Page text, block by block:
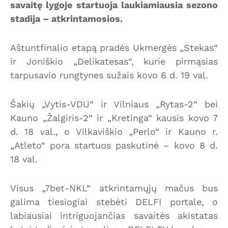
savaitę lygoje startuoja laukiamiausia sezono
stadija – atkrintamosios.
Aštuntfinalio etapą pradės Ukmergės „Stekas“
ir Joniškio „Delikatesas“, kurie pirmąsias
tarpusavio rungtynes sužais kovo 6 d. 19 val.
Šakių „Vytis-VDU“ ir Vilniaus „Rytas-2“ bei
Kauno „Žalgiris-2“ ir „Kretinga“ kausis kovo 7
d. 18 val., o Vilkaviškio „Perlo“ ir Kauno r.
„Atleto“ pora startuos paskutinė – kovo 8 d.
18 val.
Visus „7bet-NKL“ atkrintamųjų mačus bus
galima tiesiogiai stebėti DELFI portale, o
labiausiai intriguojančias savaitės akistatas